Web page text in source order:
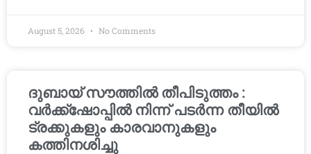
August 5, 2026 No Comments
ദുബായ് സൗത്തിൽ തീപിടുത്തം :
വർക്ക്‌ഷോപ്പിൽ നിന്ന് പടർന്ന തീയിൽ
ട്രക്കുകളും കാരവാനുകളും
കത്തിനശിച്ചു